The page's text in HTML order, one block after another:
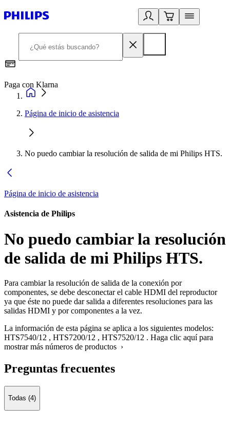
Paga con Klarna
Página de inicio de asistencia
No puedo cambiar la resolución de salida de mi Philips HTS.
Página de inicio de asistencia
Asistencia de Philips
No puedo cambiar la resolución
de salida de mi Philips HTS.
Para cambiar la resolución de salida de la conexión por
componentes, se debe desconectar el cable HDMI del reproductor
ya que éste no puede dar salida a diferentes resoluciones para las
salidas HDMI y por componentes a la vez.
La información de esta página se aplica a los siguientes modelos:
HTS7540/12 , HTS7200/12 , HTS7520/12 . Haga clic aquí para
mostrar más números de productos ›
Preguntas frecuentes
Todas (4)